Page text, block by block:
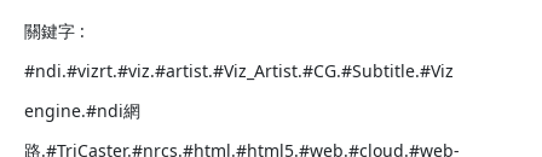
關鍵字 :
#ndi.#vizrt.#viz.#artist.#Viz_Artist.#CG.#Subtitle.#Viz
engine.#ndi網
路.#TriCaster.#nrcs.#html.#html5.#web.#cloud.#web-